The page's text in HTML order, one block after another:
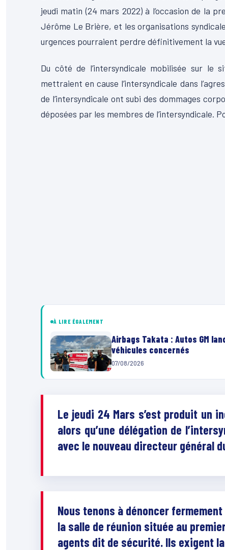
jeudi matin (24 mars 2022) à l’occasion de la
Jérôme Le Brière, et les organisations
urgences pourraient perdre définitivement la
Du côté de l’intersyndicale mobilisée sur
mettraient en cause l’intersyndicale dans
de l’intersyndicale ont subi des dommages
déposées par les membres de l’intersyndicale.
À LIRE ÉGALEMENT
Airbags Takata : Autos GM
véhicules concernés
07/08/2026
Le jeudi 24 Mars s’est produit un
alors qu’une délégation de
avec le nouveau directeur général du
Nous tenons à dénoncer
la salle de réunion située au
agents dit de sécurité. Ils exigent